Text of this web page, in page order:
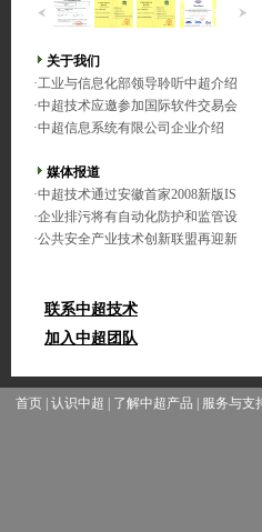
关于我们
·工业与信息化部领导聆听中超介绍
·中超技术应邀参加国际软件交易会
·中超信息系统有限公司企业介绍
媒体报道
·中超技术通过安徽首家2008新版IS
·企业排污将有自动化防护和监管设
·公共安全产业技术创新联盟再迎新
联系中超技术
加入中超团队
首页 认识中超 了解中超产品 服务与支